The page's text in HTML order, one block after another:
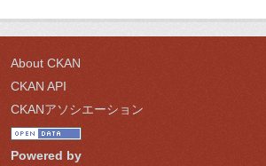
About CKAN
CKAN API
CKANアソシエーション
Powered by